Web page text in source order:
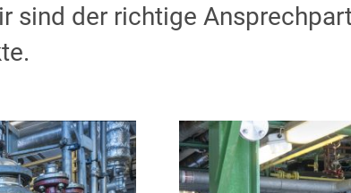
sind der richtige